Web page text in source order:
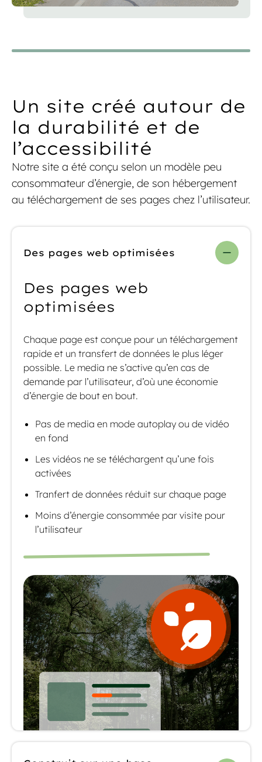
Un site créé autour de
la durabilité et de
l’accessibilité
Notre site a été conçu selon un modèle peu
consommateur d’énergie, de son hébergement
au téléchargement de ses pages chez l’utilisateur.
Des pages web optimisées
Des pages web
optimisées
Chaque page est conçue pour un téléchargement
rapide et un transfert de données le plus léger
possible. Le media ne s’active qu’en cas de
demande par l’utilisateur, d’où une économie
d’énergie de bout en bout.
Pas de media en mode autoplay ou de vidéo
en fond
Les vidéos ne se téléchargent qu’une fois
activées
Tranfert de données réduit sur chaque page
Moins d’énergie consommée par visite pour
l’utilisateur